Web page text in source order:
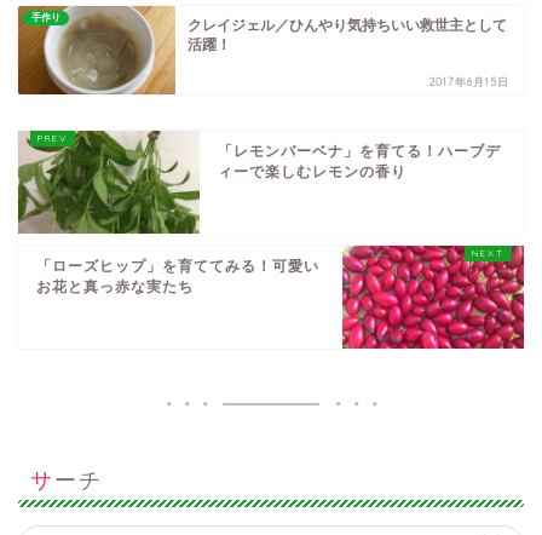
手作り
クレイジェル／ひんやり気持ちいい救世主として
活躍！
2017年6月15日
「レモンバーベナ」を育てる！ハーブデ
ィーで楽しむレモンの香り
「ローズヒップ」を育ててみる！可愛い
お花と真っ赤な実たち
サーチ